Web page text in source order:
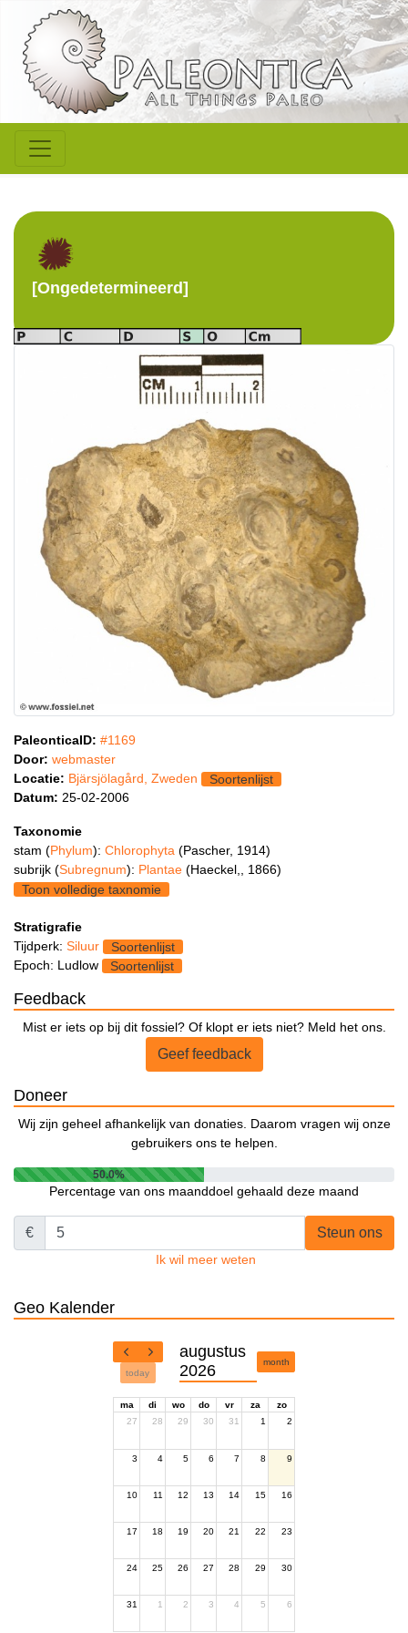
[Ongedetermineerd]
PaleonticaID: #1169
Door: webmaster
Locatie: Bjärsjölagård, Zweden
Soortenlijst
Datum: 25-02-2006
Taxonomie
stam (Phylum): Chlorophyta (Pascher, 1914)
subrijk (Subregnum): Plantae (Haeckel,, 1866)
Toon volledige taxnomie
Stratigrafie
Tijdperk: Siluur
Soortenlijst
Epoch: Ludlow
Soortenlijst
Feedback
Mist er iets op bij dit fossiel? Of klopt er iets niet? Meld het ons.
Geef feedback
Doneer
Wij zijn geheel afhankelijk van donaties. Daarom vragen wij onze
gebruikers ons te helpen.
50.0%
Percentage van ons maanddoel gehaald deze maand
€ Steun ons
Ik wil meer weten
Geo Kalender
today
augustus
2026
month
ma di wo do vr za
zo
27
28 29 30 31 1 2
3 4 5 6 7 8 9
10 11 12 13 14 15 16
17 18 19 20 21 22 23
24 25 26 27 28 29 30
31 1 2 3 4 5 6